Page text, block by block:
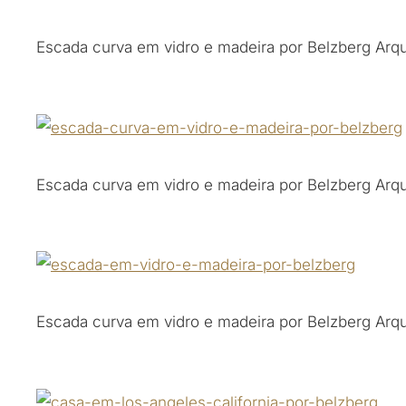
Escada curva em vidro e madeira por Belzberg
Escada curva em vidro e madeira por Belzberg
Escada curva em vidro e madeira por Belzberg